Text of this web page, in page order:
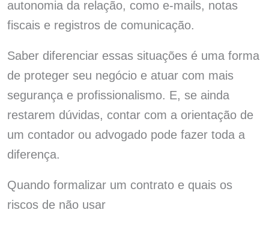
autonomia da relação, como e-mails, notas
fiscais e registros de comunicação.
Saber diferenciar essas situações é uma forma
de proteger seu negócio e atuar com mais
segurança e profissionalismo. E, se ainda
restarem dúvidas, contar com a orientação de
um contador ou advogado pode fazer toda a
diferença.
Quando formalizar um contrato e quais os
riscos de não usar